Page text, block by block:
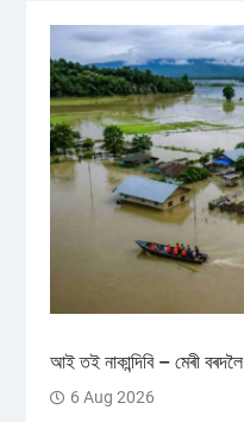
আই তই নাকান্দিবি – মেৰী বৰদলৈ
6 Aug 2026